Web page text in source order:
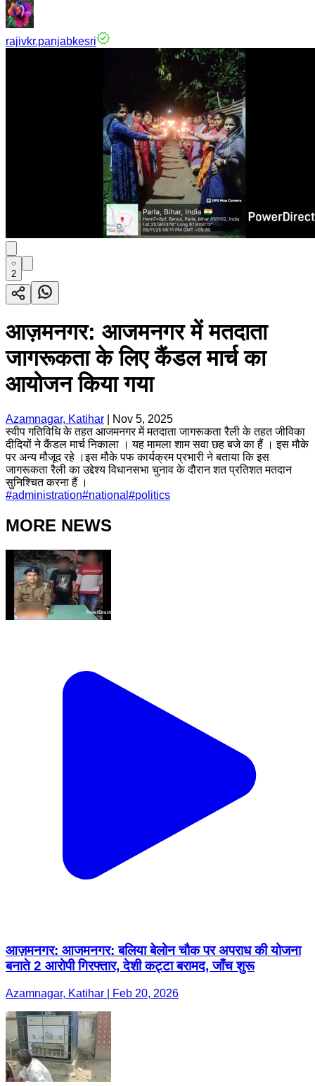
rajivkr.panjabkesri
2
आज़मनगर: आजमनगर में मतदाता
जागरूकता के लिए कैंडल मार्च का
आयोजन किया गया
Azamnagar, Katihar
Nov 5, 2025
स्वीप गतिविधि के तहत आजमनगर में मतदाता जागरूकता रैली के तहत जीविका
दीदियों ने कैंडल मार्च निकाला । यह मामला शाम सवा छह बजे का हैं । इस मौके
पर अन्य मौजूद रहे ।इस मौके पफ कार्यक्रम प्रभारी ने बताया कि इस
जागरूकता रैली का उद्देश्य विधानसभा चुनाव के दौरान शत प्रतिशत मतदान
सुनिश्चित करना हैं ।
#administration#national #politics
MORE NEWS
आज़मनगर: आजमनगर: बलिया बेलोन चौक पर अपराध की योजना
बनाते 2 आरोपी गिरफ्तार, देशी कट्टा बरामद, जाँच शुरू
Azamnagar, Katihar | Feb 20, 2026